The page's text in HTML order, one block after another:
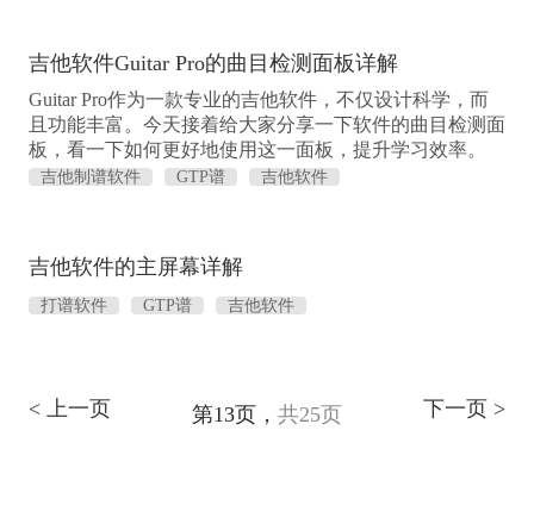
吉他软件Guitar Pro的曲目检测面板详解
Guitar Pro作为一款专业的吉他软件，不仅设计科学，而
且功能丰富。今天接着给大家分享一下软件的曲目检测面
板，看一下如何更好地使用这一面板，提升学习效率。
吉他制谱软件 GTP谱 吉他软件
吉他软件的主屏幕详解
打谱软件 GTP谱 吉他软件
< 上一页 第13页， 共25页 下一页 >